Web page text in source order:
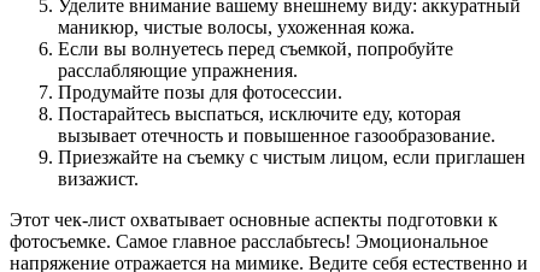
Уделите внимание вашему внешнему виду: аккуратный
маникюр, чистые волосы, ухоженная кожа.
Если вы волнуетесь перед съемкой, попробуйте
расслабляющие упражнения.
Продумайте позы для фотосессии.
Постарайтесь выспаться, исключите еду, которая
вызывает отечность и повышенное газообразование.
Приезжайте на съемку с чистым лицом, если приглашен
визажист.
Этот чек-лист охватывает основные аспекты подготовки к
фотосъемке. Самое главное расслабьтесь! Эмоциональное
напряжение отражается на мимике. Ведите себя естественно и